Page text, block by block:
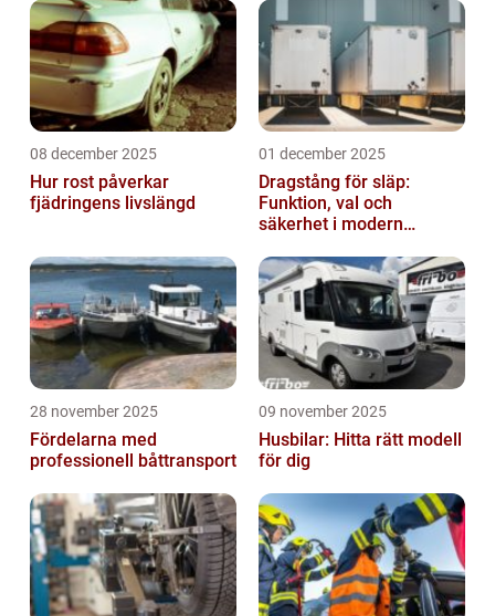
08 december 2025
Hur rost påverkar
fjädringens livslängd
01 december 2025
Dragstång för släp:
Funktion, val och
säkerhet i modern
28 november 2025
Fördelarna med
professionell båttransport
09 november 2025
Husbilar: Hitta rätt modell
för dig